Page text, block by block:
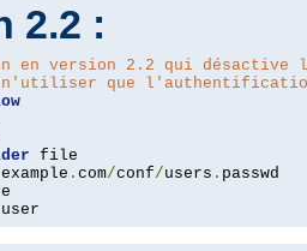
2.2 :
en version 2.2 qui désactive
n'utiliser que
example . com/conf/users .